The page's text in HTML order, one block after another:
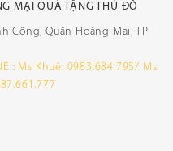
MẠI QUÀ TẶNG THỦ ĐÔ
Công, Quận Hoàng Mai, TP
: Ms Khuê: 0983.684.795/ Ms